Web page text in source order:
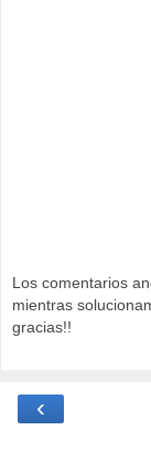
Los comentarios
mientras
gracias!!
‹